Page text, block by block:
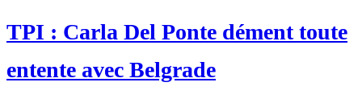
TPI : Carla Del Ponte dément toute
entente avec Belgrade